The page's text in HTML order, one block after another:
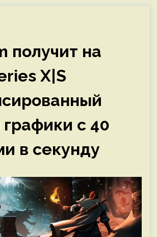
получит на
X|S
с 40
в секунду